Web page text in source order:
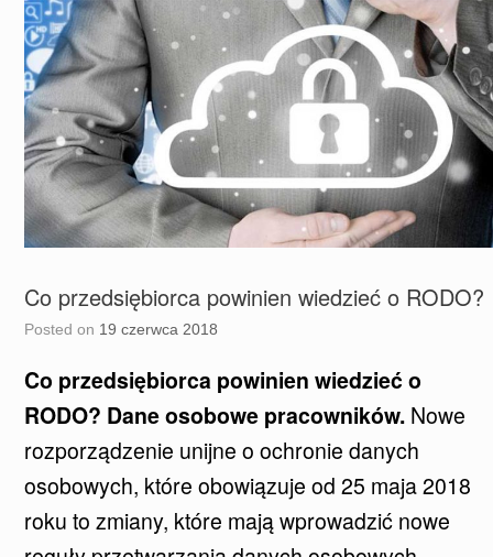
Co przedsiębiorca powinien wiedzieć o RODO?
Posted on 19 czerwca 2018
Co przedsiębiorca powinien wiedzieć o
RODO? Dane osobowe pracowników. Nowe
rozporządzenie unijne o ochronie danych
osobowych, które obowiązuje od 25 maja 2018
roku to zmiany, które mają wprowadzić nowe